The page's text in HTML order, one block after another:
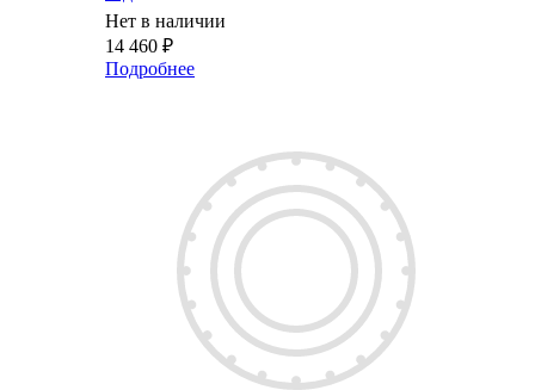
Нет в наличии
14 460 ₽
Подробнее